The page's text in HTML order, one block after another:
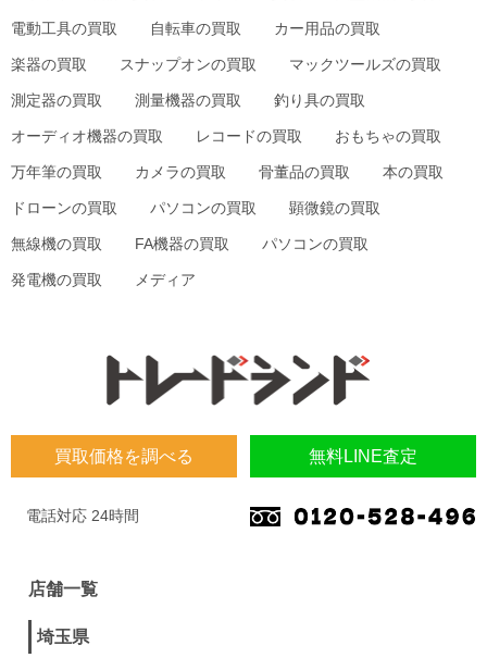
買取価格を調べる 無料LINE査定
電話対応 24時間
店舗一覧
埼玉県
電動工具の買取 自転車の買取 カー用品の買取
楽器の買取 スナップオンの買取 マックツールズの買取
測定器の買取 測量機器の買取 釣り具の買取
オーディオ機器の買取 レコードの買取 おもちゃの買取
万年筆の買取 カメラの買取 骨董品の買取 本の買取
ドローンの買取 パソコンの買取 顕微鏡の買取
無線機の買取 FA機器の買取 パソコンの買取
発電機の買取 メディア